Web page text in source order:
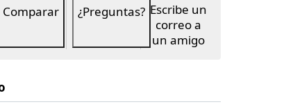
Comparar ¿Preguntas? Escribe un
correo a
un amigo